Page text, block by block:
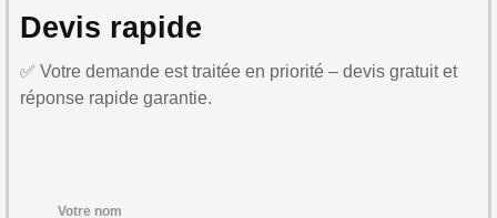
Devis rapide
✅ Votre demande est traitée en priorité – devis gratuit et
réponse rapide garantie.
Votre nom